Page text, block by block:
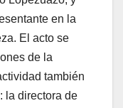
en la
El acto se
de la
también
la directora de